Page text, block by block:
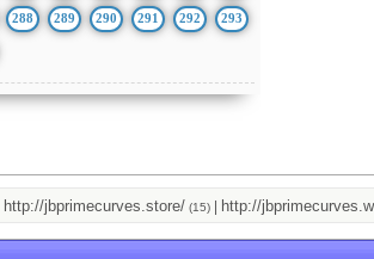
288 289 290 291 292 293
jbprimecurves.store/(15)|http://